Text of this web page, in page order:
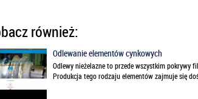
również:
Odlewanie elementów cynkowych
Odlewy nieżelazne to przede wszystkim pokrywy
Produkcja tego rodzaju elementów zajmuje się